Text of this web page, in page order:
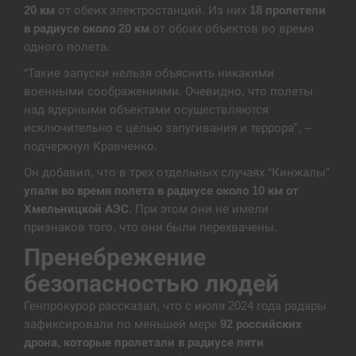
13:53
В Москве пожаловались на “кратный рост” атак
дронов Украины
СЕРПЕНЬ
13:40
Біля українського літака в аеропорту Лейпцига
виявили дрон, ймовірно, з…
СЕРПЕНЬ
13:23
“Они должны быть уничтожены”: в МИДе
ответили, как отреагируют на…
СЕРПЕНЬ
13:10
Тайвань проводить найбільші військові
навчання на тлі загрози вторгнення з…
СЕРПЕНЬ
20 км от обеих электростанций. Из них 18 пролетели
в радиусе около 20 км от обоих объектов во время
одного полета.
“Такие запуски нельзя объяснить никакими
военными соображениями. Очевидно, что полеты
над ядерными объектами осуществляются
исключительно с целью запугивания и террора”, –
подчеркнул Кравченко.
Он добавил, что в трех отдельных случаях “Кинжалы”
упали во время полета в радиусе около 10 км от
Хмельницкой АЭС. При этом они не имели
признаков того, что они были перехвачены.
Пренебрежение
безопасностью людей
Генпрокурор рассказал, что с июля 2024 года радары
зафиксировали по меньшей мере 92 российских
дрона, которые пролетали в радиусе пяти